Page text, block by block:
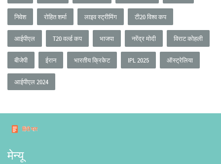
निवेश रोहित शर्मा लाइव स्ट्रीमिंग टी20 विश्व कप
आईपीएल T20 वर्ल्ड कप भाजपा नरेंद्र मोदी विराट कोहली
बीजेपी ईरान भारतीय क्रिकेट IPL 2025 ऑस्ट्रेलिया
आईपीएल 2024
मेन्यू